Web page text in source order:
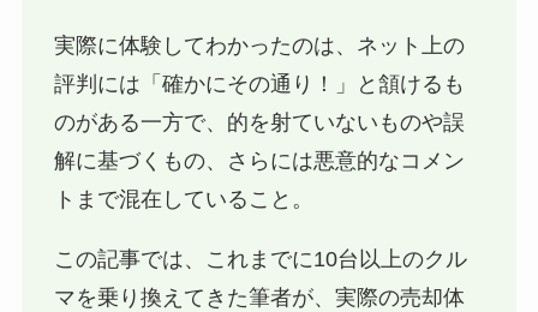
実際に体験してわかったのは、ネット上の
評判には「確かにその通り！」と頷けるも
のがある一方で、的を射ていないものや誤
解に基づくもの、さらには悪意的なコメン
トまで混在していること。
この記事では、これまでに10台以上のクル
マを乗り換えてきた筆者が、実際の売却体